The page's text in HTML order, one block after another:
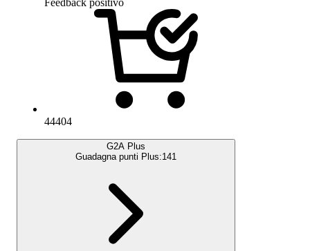
44404
G2A Plus
Guadagna punti Plus:141